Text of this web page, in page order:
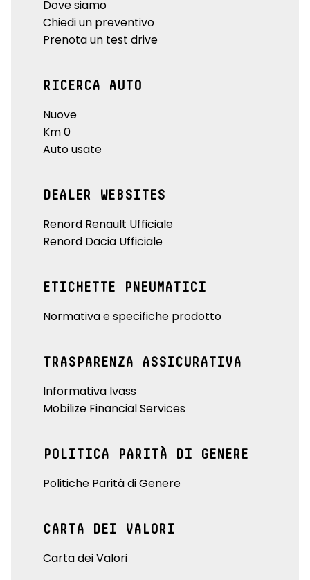
Dove siamo
Chiedi un preventivo
Prenota un test drive
RICERCA AUTO
Nuove
Km 0
Auto usate
DEALER WEBSITES
Renord Renault Ufficiale
Renord Dacia Ufficiale
ETICHETTE PNEUMATICI
Normativa e specifiche prodotto
TRASPARENZA ASSICURATIVA
Informativa Ivass
Mobilize Financial Services
POLITICA PARITÀ DI GENERE
Politiche Parità di Genere
CARTA DEI VALORI
Carta dei Valori